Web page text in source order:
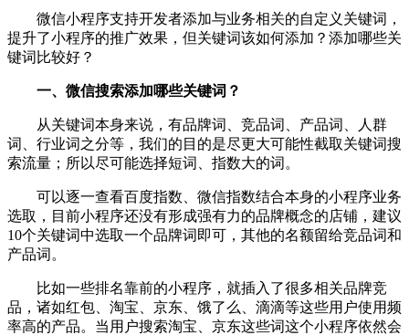
微信小程序支持开发者添加与业务相关的自定义关键词，
提升了小程序的推广效果，但关键词该如何添加？添加哪些关
键词比较好？
一、微信搜索添加哪些关键词？
从关键词本身来说，有品牌词、竞品词、产品词、人群
词、行业词之分等，我们的目的是尽更大可能性截取关键词搜
索流量；所以尽可能选择短词、指数大的词。
可以逐一查看百度指数、微信指数结合本身的小程序业务
选取，目前小程序还没有形成强有力的品牌概念的店铺，建议
10个关键词中选取一个品牌词即可，其他的名额留给竞品词和
产品词。
比如一些排名靠前的小程序，就插入了很多相关品牌竞
品，诸如红包、淘宝、京东、饿了么、滴滴等这些用户使用频
率高的产品。当用户搜索淘宝、京东这些词这个小程序依然会